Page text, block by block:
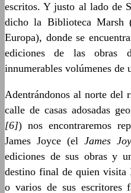
escritos. Y justo al lado de
dicho la Biblioteca Marsh
Europa), donde se
ediciones de las obras
innumerables volúmenes de
Adentrándonos al norte del
calle de casas adosadas
[6]) nos encontraremos
James Joyce (el James
ediciones de sus obras y
destino final de quien visita
o varios de sus escritores